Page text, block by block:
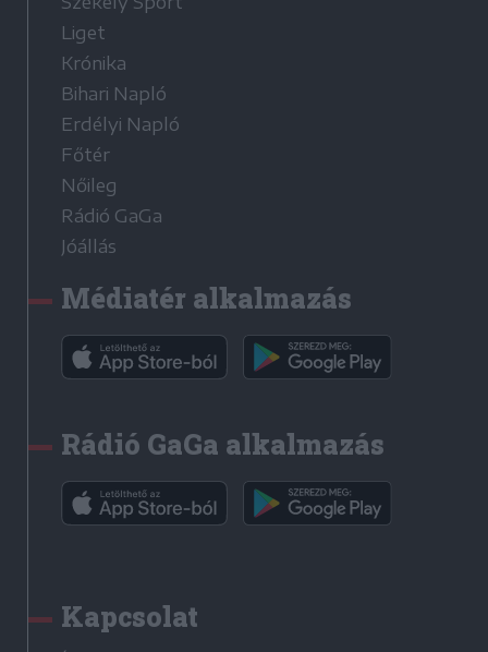
Liget
Krónika
Bihari Napló
Erdélyi Napló
Főtér
Nőileg
Rádió GaGa
Jóállás
Médiatér alkalmazás
Rádió GaGa alkalmazás
Kapcsolat